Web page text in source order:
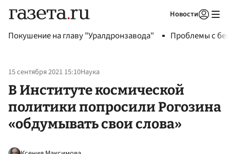
Новости
Покушение на главу "Уралдронзавода" Проблемы с
15 сентября 2021 15:10Наука
В Институте космической
политики попросили Рогозина
«обдумывать свои слова»